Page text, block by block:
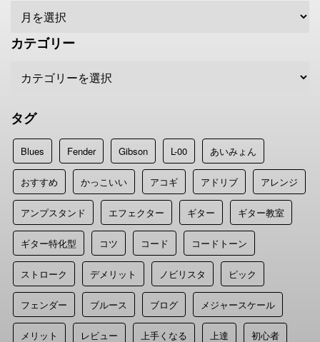
カテゴリー
タグ
Blues Fender Gibson L-00 あいみょん
おすすめ かっこいい アコギ アドリブ アレンジ
アンプスタンド エフェクター ギター ギター教室
ギター特化型 コツ コード コードトーン
ストローク デメリット ノビリスタ ピック
フェンダー ブルース ブログ メジャースケール
メリット レビュー 上手くなる 上達 初心者